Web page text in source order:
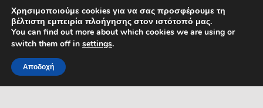
Email DPO (Υπευθύνου
Προστασίας Δεδομένων):
dpo@serres.gr
ΡΟΗ ΕΙΔΗΣΕΩΝ
ΔΗΜΟΤΗ ΚΑΙ ΤΗΣ
Χρησιμοποιούμε cookies για να σας προσφέρουμε τη
βέλτιστη εμπειρία πλοήγησης στον ιστότοπό μας.
You can find out more about which cookies we are using or
switch them off in settings.
Αποδοχή